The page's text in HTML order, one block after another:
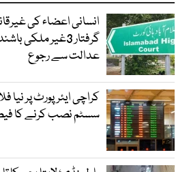
انسانی اعضاء کی
گرفتار 3غیر
عدالت سے رجوع
کراچی ایئرپورٹ پر نیا
سسٹم نصب کرنے کا